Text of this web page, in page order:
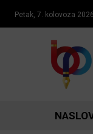
Petak, 7. kolovoza